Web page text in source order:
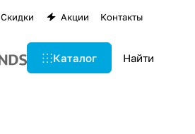
Скидки Акции Контакты
Каталог